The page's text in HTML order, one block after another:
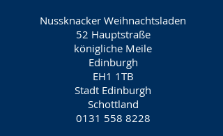
Nussknacker Weihnachtsladen
52 Hauptstraße
königliche Meile
Edinburgh
EH1 1TB
Stadt Edinburgh
Schottland
0131 558 8228